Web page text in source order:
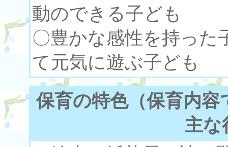
動のできる子ども
〇豊かな感性を持
て元気に遊ぶ子ども
保育の特色（保育内
主な